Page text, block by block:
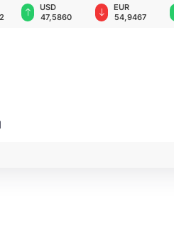
USD
47,5860
EUR
54,9467